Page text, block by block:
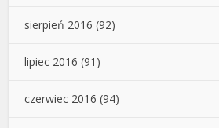
sierpień 2016 (92)
lipiec 2016 (91)
czerwiec 2016 (94)